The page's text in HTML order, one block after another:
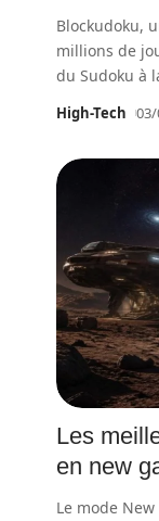
Blockudoku,
millions de
du Sudoku à
High-Tech
Les
en new
Le mode